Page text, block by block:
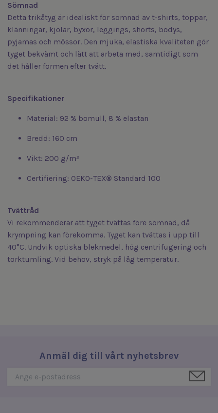
Sömnad
Detta trikåtyg är idealiskt för sömnad av t-shirts, toppar,
klänningar, kjolar, byxor, leggings, shorts, bodys,
pyjamas och mössor. Den mjuka, elastiska kvaliteten gör
tyget bekvämt och lätt att arbeta med, samtidigt som
det håller formen efter tvätt.
Specifikationer
Material: 92 % bomull, 8 % elastan
Bredd: 160 cm
Vikt: 200 g/m²
Certifiering: OEKO-TEX® Standard 100
Tvättråd
Vi rekommenderar att tyget tvättas före sömnad, då
krympning kan förekomma. Tyget kan tvättas i upp till
40°C. Undvik optiska blekmedel, hög centrifugering och
torktumling. Vid behov, stryk på låg temperatur.
Anmäl dig till vårt nyhetsbrev